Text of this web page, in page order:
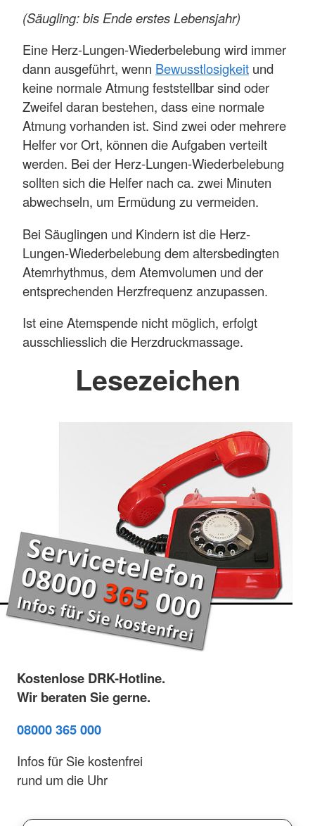
(Säugling: bis Ende erstes Lebensjahr)
Eine Herz-Lungen-Wiederbelebung wird immer
dann ausgeführt, wenn Bewusstlosigkeit und
keine normale Atmung feststellbar sind oder
Zweifel daran bestehen, dass eine normale
Atmung vorhanden ist. Sind zwei oder mehrere
Helfer vor Ort, können die Aufgaben verteilt
werden. Bei der Herz-Lungen-Wiederbelebung
sollten sich die Helfer nach ca. zwei Minuten
abwechseln, um Ermüdung zu vermeiden.
Bei Säuglingen und Kindern ist die Herz-
Lungen-Wiederbelebung dem altersbedingten
Atemrhythmus, dem Atemvolumen und der
entsprechenden Herzfrequenz anzupassen.
Ist eine Atemspende nicht möglich, erfolgt
ausschliesslich die Herzdruckmassage.
Lesezeichen
Kostenlose DRK-Hotline.
Wir beraten Sie gerne.
08000 365 000
Infos für Sie kostenfrei
rund um die Uhr